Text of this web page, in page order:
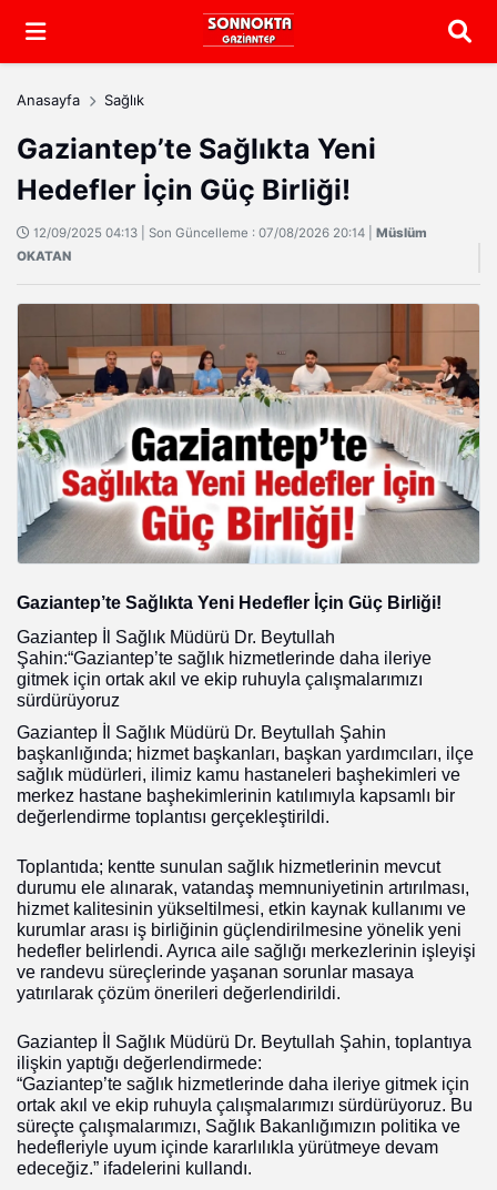
Arama
Anasayfa Sağlık
Gaziantep’te Sağlıkta Yeni
Hedefler İçin Güç Birliği!
12/09/2025 04:13 | Son Güncelleme : 07/08/2026 20:14 | Müslüm
OKATAN
Gaziantep’te Sağlıkta Yeni Hedefler İçin Güç Birliği!
Gaziantep İl Sağlık Müdürü Dr. Beytullah
Şahin:“Gaziantep’te sağlık hizmetlerinde daha ileriye
gitmek için ortak akıl ve ekip ruhuyla çalışmalarımızı
sürdürüyoruz
Gaziantep İl Sağlık Müdürü Dr. Beytullah Şahin
başkanlığında; hizmet başkanları, başkan yardımcıları, ilçe
sağlık müdürleri, ilimiz kamu hastaneleri başhekimleri ve
merkez hastane başhekimlerinin katılımıyla kapsamlı bir
değerlendirme toplantısı gerçekleştirildi.
Toplantıda; kentte sunulan sağlık hizmetlerinin mevcut
durumu ele alınarak, vatandaş memnuniyetinin artırılması,
hizmet kalitesinin yükseltilmesi, etkin kaynak kullanımı ve
kurumlar arası iş birliğinin güçlendirilmesine yönelik yeni
hedefler belirlendi. Ayrıca aile sağlığı merkezlerinin işleyişi
ve randevu süreçlerinde yaşanan sorunlar masaya
yatırılarak çözüm önerileri değerlendirildi.
Gaziantep İl Sağlık Müdürü Dr. Beytullah Şahin, toplantıya
ilişkin yaptığı değerlendirmede:
“Gaziantep’te sağlık hizmetlerinde daha ileriye gitmek için
ortak akıl ve ekip ruhuyla çalışmalarımızı sürdürüyoruz. Bu
süreçte çalışmalarımızı, Sağlık Bakanlığımızın politika ve
hedefleriyle uyum içinde kararlılıkla yürütmeye devam
edeceğiz.” ifadelerini kullandı.